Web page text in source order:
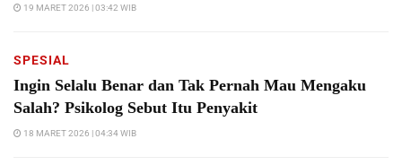
19 MARET 2026 | 03:42 WIB
SPESIAL
Ingin Selalu Benar dan Tak Pernah Mau Mengaku
Salah? Psikolog Sebut Itu Penyakit
18 MARET 2026 | 04:34 WIB